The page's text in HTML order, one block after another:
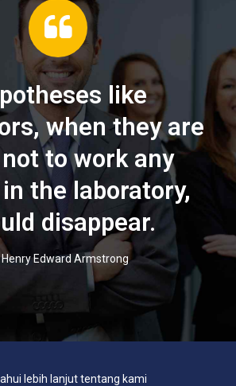
like
,when they are
to work any
the laboratory,
disappear.
Edward Armstrong
lebih lanjut tentang kami